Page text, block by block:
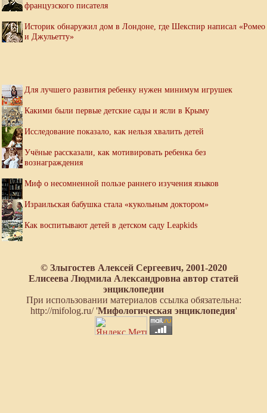
французского писателя
Историк обнаружил дом в Лондоне, где Шекспир написал «Ромео
и Джульетту»
Для лучшего развития ребенку нужен минимум игрушек
Какими были первые детские сады и ясли в Крыму
Исследование показало, как нельзя хвалить детей
Учёные рассказали, как мотивировать ребенка без
вознаграждения
Миф о несомненной пользе раннего изучения языков
Израильская бабушка стала «кукольным доктором»
Как воспитывают детей в детском саду Leapkids
© Злыгостев Алексей Сергеевич, 2001-2020
Елисеева Людмила Александровна автор статей
энциклопедии
При использовании материалов ссылка обязательна:
http://mifolog.ru/ 'Мифологическая энциклопедия'